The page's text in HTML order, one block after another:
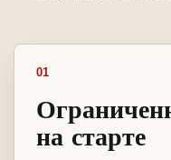
01
на старте